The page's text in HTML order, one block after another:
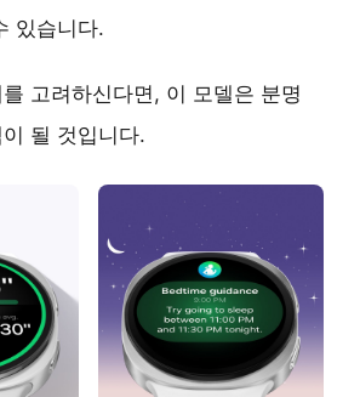
있습니다.
고려하신다면, 이 모델은 분명
될 것입니다.